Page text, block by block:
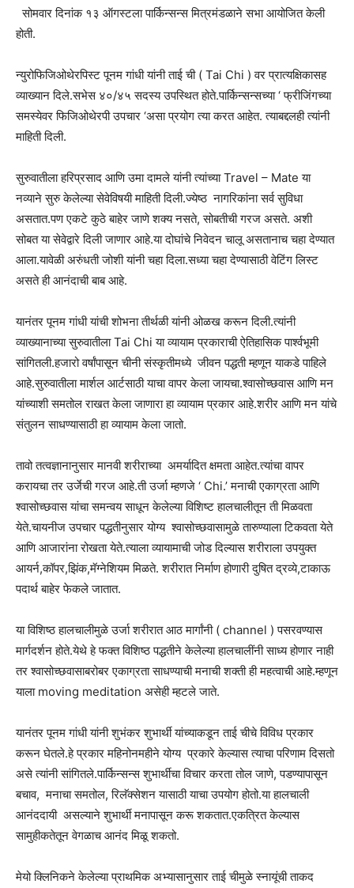
सोमवार दिनांक १३ ऑगस्टला पार्किन्सन्स मित्रमंडळाने सभा आयोजित केली
होती.
न्युरोफिजिओथेरपिस्ट पूनम गांधी यांनी ताई ची ( Tai Chi ) वर प्रात्यक्षिकासह
व्याख्यान दिले.सभेस ४०/४५ सदस्य उपस्थित होते.पार्किन्सन्सच्या ‘ फ्रीजिंगच्या
समस्येवर फिजिओथेरपी उपचार ‘असा प्रयोग त्या करत आहेत. त्याबद्दलही त्यांनी
माहिती दिली.
सुरुवातीला हरिप्रसाद आणि उमा दामले यांनी त्यांच्या Travel – Mate या
नव्याने सुरु केलेल्या सेवेविषयी माहिती दिली.ज्येष्ठ नागरिकांना सर्व सुविधा
असतात.पण एकटे कुठे बाहेर जाणे शक्य नसते, सोबतीची गरज असते. अशी
सोबत या सेवेद्वारे दिली जाणार आहे.या दोघांचे निवेदन चालू असतानाच चहा देण्यात
आला.यावेळी अरुंधती जोशी यांनी चहा दिला.सध्या चहा देण्यासाठी वेटिंग लिस्ट
असते ही आनंदाची बाब आहे.
यानंतर पूनम गांधी यांची शोभना तीर्थळी यांनी ओळख करून दिली.त्यांनी
व्याख्यानाच्या सुरुवातीला Tai Chi या व्यायाम प्रकाराची ऐतिहासिक पार्श्वभूमी
सांगितली.हजारो वर्षांपासून चीनी संस्कृतीमध्ये जीवन पद्धती म्हणून याकडे पाहिले
आहे.सुरुवातीला मार्शल आर्टसाठी याचा वापर केला जायचा.श्वासोच्छवास आणि मन
यांच्याशी समतोल राखत केला जाणारा हा व्यायाम प्रकार आहे.शरीर आणि मन यांचे
संतुलन साधण्यासाठी हा व्यायाम केला जातो.
तावो तत्वज्ञानानुसार मानवी शरीराच्या अमर्यादित क्षमता आहेत.त्यांचा वापर
करायचा तर उर्जेची गरज आहे.ती उर्जा म्हणजे ‘ Chi.’ मनाची एकाग्रता आणि
श्वासोच्छवास यांचा समन्वय साधून केलेल्या विशिष्ट हालचालीतून ती मिळवता
येते.चायनीज उपचार पद्धतीनुसार योग्य श्वासोच्छवासामुळे तारुण्याला टिकवता येते
आणि आजारांना रोखता येते.त्याला व्यायामाची जोड दिल्यास शरीराला उपयुक्त
आयर्न,कॉपर,झिंक,मॅग्नेशियम मिळते. शरीरात निर्माण होणारी दुषित द्रव्ये,टाकाऊ
पदार्थ बाहेर फेकले जातात.
या विशिष्ठ हालचालीमुळे उर्जा शरीरात आठ मार्गांनी ( channel ) पसरवण्यास
मार्गदर्शन होते.येथे हे फक्त विशिष्ठ पद्धतीने केलेल्या हालचालींनी साध्य होणार नाही
तर श्वासोच्छवासाबरोबर एकाग्रता साधण्याची मनाची शक्ती ही महत्वाची आहे.म्हणून
याला moving meditation असेही म्हटले जाते.
यानंतर पूनम गांधी यांनी शुभंकर शुभार्थी यांच्याकडून ताई चीचे विविध प्रकार
करून घेतले.हे प्रकार महिनोनमहीने योग्य प्रकारे केल्यास त्याचा परिणाम दिसतो
असे त्यांनी सांगितले.पार्किन्सन्स शुभार्थीचा विचार करता तोल जाणे, पडण्यापासून
बचाव, मनाचा समतोल, रिलॅक्सेशन यासाठी याचा उपयोग होतो.या हालचाली
आनंददायी असल्याने शुभार्थी मनापासून करू शकतात.एकत्रित केल्यास
सामुहीकतेतून वेगळाच आनंद मिळू शकतो.
मेयो क्लिनिकने केलेल्या प्राथमिक अभ्यासानुसार ताई चीमुळे स्नायूंची ताकद